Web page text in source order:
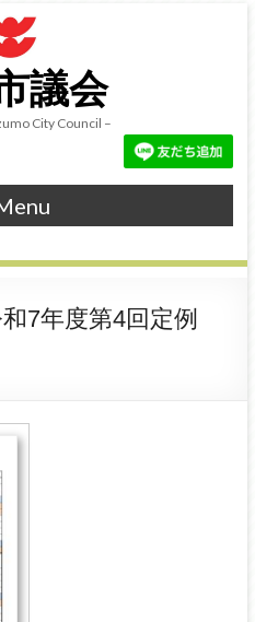
議会
City Council –
7年度第4回定例